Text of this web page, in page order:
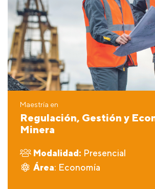
Maestría en
Regulación, Gestión y
Minera
Modalidad: Presencial
Área: Economía